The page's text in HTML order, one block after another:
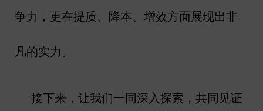
争力，更在提质、降本、增效方面展现出非
凡的实力。
接下来，让我们一同深入探索，共同见证